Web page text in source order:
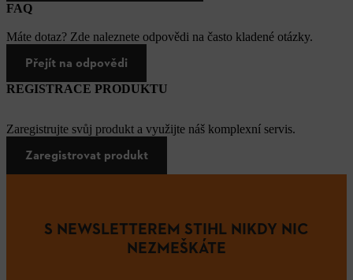
FAQ
Máte dotaz? Zde naleznete odpovědi na často kladené otázky.
Přejít na odpovědi
REGISTRACE PRODUKTU
Zaregistrujte svůj produkt a využijte náš komplexní servis.
Zaregistrovat produkt
S NEWSLETTEREM STIHL NIKDY NIC
NEZMEŠKÁTE